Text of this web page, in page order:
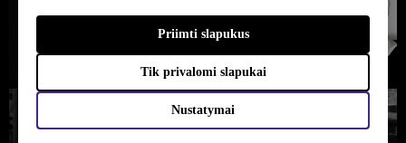
Nustatymai
Tik privalomi slapukai
Priimti slapukus